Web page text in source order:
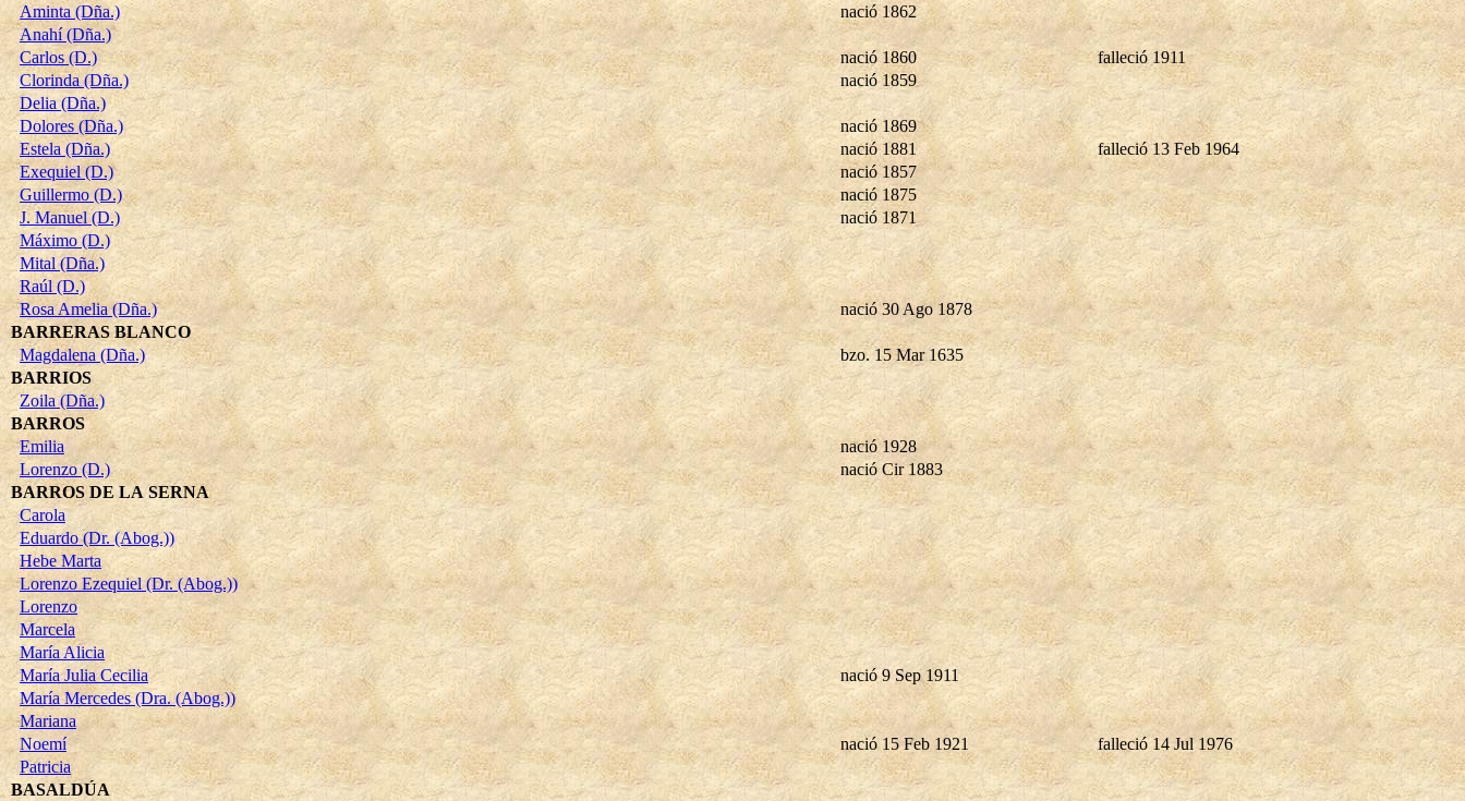
Aminta (Dña.)
nació 1862
Anahí (Dña.)
Carlos (D.)
nació 1860
falleció 1911
Clorinda (Dña.)
nació 1859
Delia (Dña.)
Dolores (Dña.)
nació 1869
Estela (Dña.)
nació 1881
falleció 13 Feb 1964
Exequiel (D.)
nació 1857
Guillermo (D.)
nació 1875
J. Manuel (D.)
nació 1871
Máximo (D.)
Mital (Dña.)
Raúl (D.)
Rosa Amelia (Dña.)
nació 30 Ago 1878
BARRERAS BLANCO
Magdalena (Dña.)
bzo. 15 Mar 1635
BARRIOS
Zoila (Dña.)
BARROS
Emilia
nació 1928
Lorenzo (D.)
nació Cir 1883
BARROS DE LA SERNA
Carola
Eduardo (Dr. (Abog.))
Hebe Marta
Lorenzo Ezequiel (Dr. (Abog.))
Lorenzo
Marcela
María Alicia
María Julia Cecilia
nació 9 Sep 1911
María Mercedes (Dra. (Abog.))
Mariana
Noemí
nació 15 Feb 1921
falleció 14 Jul 1976
Patricia
BASALDÚA